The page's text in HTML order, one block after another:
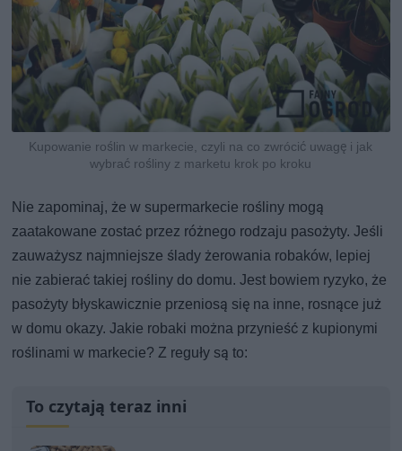
Kupowanie roślin w markecie, czyli na co zwrócić uwagę i jak
wybrać rośliny z marketu krok po kroku
Nie zapominaj, że w supermarkecie rośliny mogą
zaatakowane zostać przez różnego rodzaju pasożyty. Jeśli
zauważysz najmniejsze ślady żerowania robaków, lepiej
nie zabierać takiej rośliny do domu. Jest bowiem ryzyko, że
pasożyty błyskawicznie przeniosą się na inne, rosnące już
w domu okazy. Jakie robaki można przynieść z kupionymi
roślinami w markecie? Z reguły są to:
To czytają teraz inni